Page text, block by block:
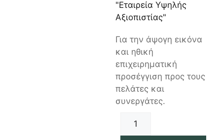
"Εταιρεία Υψηλής
Αξιοπιστίας"
Για την άψογη εικόνα
και ηθική
επιχειρηματική
προσέγγιση προς τους
πελάτες και
συνεργάτες.